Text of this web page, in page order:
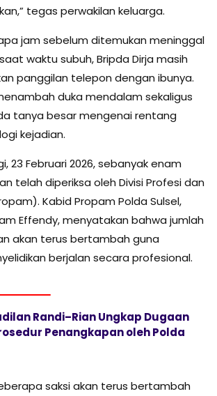
tegas perwakilan keluarga.
jam sebelum ditemukan meninggal
waktu subuh, Bripda Dirja masih
panggilan telepon dengan ibunya.
duka mendalam sekaligus
tanya besar mengenai rentang
kejadian.
23 Februari 2026, sebanyak enam
telah diperiksa oleh Divisi Profesi dan
Kabid Propam Polda Sulsel,
Effendy, menyatakan bahwa jumlah
akan terus bertambah guna
berjalan secara profesional.
Randi–Rian Ungkap Dugaan
Penangkapan oleh Polda
saksi akan terus bertambah